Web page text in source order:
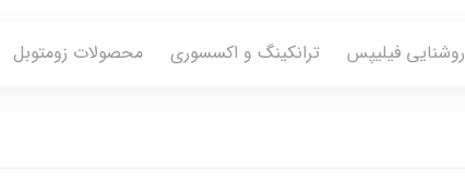
روشنایی فیلیپس ترانکینگ و اکسسوری محصولات زومتوبل